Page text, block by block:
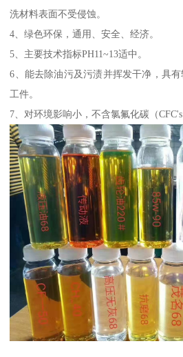
洗材料表面不受侵蚀。
4、绿色环保，通用、安全、经济。
5、主要技术指标PH11~13适中。
6、能去除油污及污渍并挥发干净，具
工件。
7、对环境影响小，不含氯氟化碳（CFC's